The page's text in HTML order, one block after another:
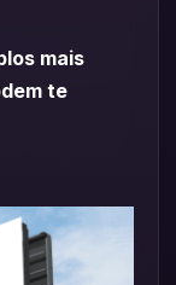
mais
te